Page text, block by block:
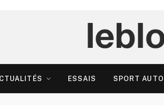
ESSAIS SPORT AUTO